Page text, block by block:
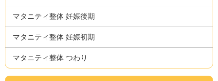
マタニティ整体 妊娠後期
マタニティ整体 妊娠初期
マタニティ整体 つわり